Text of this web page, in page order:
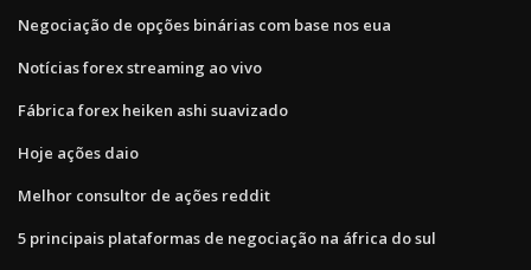
Negociação de opções binárias com base nos eua
Notícias forex streaming ao vivo
Fábrica forex heiken ashi suavizado
Hoje ações daio
Melhor consultor de ações reddit
5 principais plataformas de negociação na áfrica do sul